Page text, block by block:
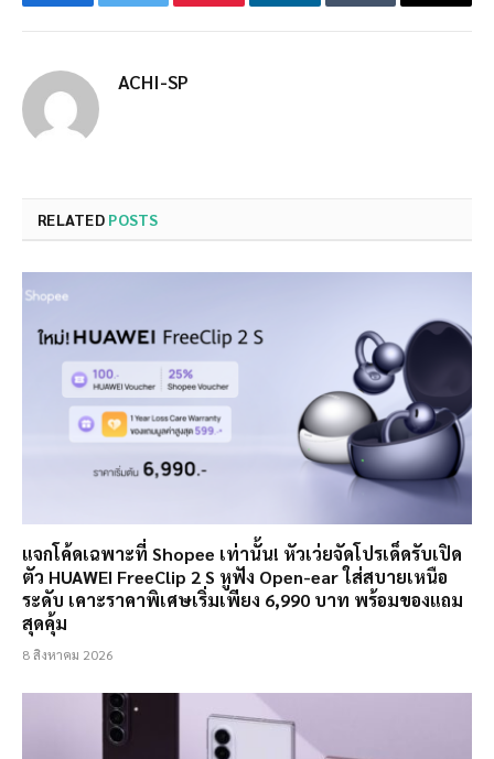
FacebookTwitter Pinterest LinkedInTumblr Email
ACHI-SP
RELATED POSTS
แจกโค้ดเฉพาะที่ Shopee เท่านั้น! หัวเว่ยจัดโปรเด็ดรับเปิด
ตัว HUAWEI FreeClip 2 S หูฟัง Open-ear ใส่สบายเหนือ
ระดับ เคาะราคาพิเศษเริ่มเพียง 6,990 บาท พร้อมของแถม
สุดคุ้ม
8 สิงหาคม 2026